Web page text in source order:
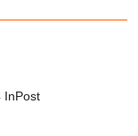
InPost